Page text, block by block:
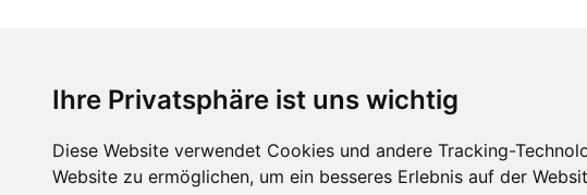
Ihre Privatsphäre ist uns wichtig
Diese Website verwendet Cookies und andere Tracking-
Website zu ermöglichen, um ein besseres Erlebnis auf der